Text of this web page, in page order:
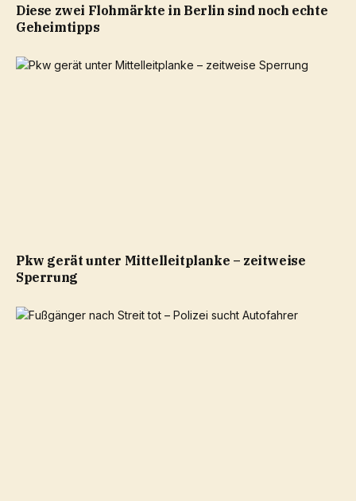
Diese zwei Flohmärkte in Berlin sind noch echte
Geheimtipps
Pkw gerät unter Mittelleitplanke – zeitweise
Sperrung